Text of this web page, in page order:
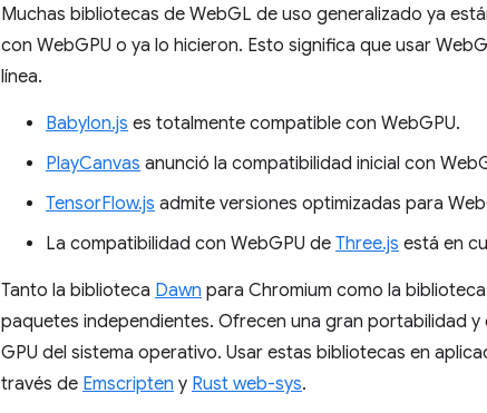
Muchas bibliotecas de WebGL de uso generalizado ya
con WebGPU o ya lo hicieron. Esto significa que usar
línea.
Babylon.js es totalmente compatible con WebGPU.
PlayCanvas anunció la compatibilidad inicial con
TensorFlow.js admite versiones optimizadas para
La compatibilidad con WebGPU de Three.js está en
Tanto la biblioteca Dawn para Chromium como la biblioteca
paquetes independientes. Ofrecen una gran portabilidad
GPU del sistema operativo. Usar estas bibliotecas en
través de Emscripten y Rust web-sys.